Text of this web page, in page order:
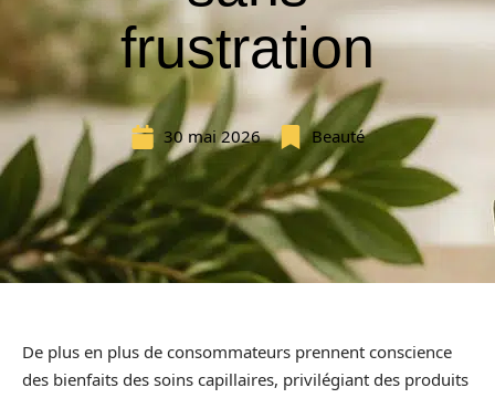
frustration
30 mai 2026 Beauté
De plus en plus de consommateurs prennent conscience
des bienfaits des soins capillaires, privilégiant des produits